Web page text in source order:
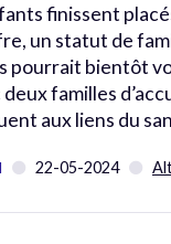
finissent
un statut de
pourrait bientôt
familles
aux liens du
22-05-2024